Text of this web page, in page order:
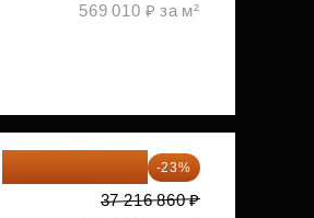
569 010 ₽ за м²
-23%
37 216 860 ₽